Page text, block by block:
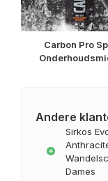
Carbon Pro
Andere
Sirkos
Dames